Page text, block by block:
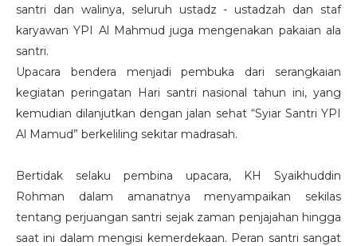
santri dan walinya, seluruh ustadz - ustadzah dan staf
karyawan YPI Al Mahmud juga mengenakan pakaian ala
santri.
Upacara bendera menjadi pembuka dari serangkaian
kegiatan peringatan Hari santri nasional tahun ini, yang
kemudian dilanjutkan dengan jalan sehat “Syiar Santri YPI
Al Mamud” berkeliling sekitar madrasah.
Bertidak selaku pembina upacara, KH Syaikhuddin
Rohman dalam amanatnya menyampaikan sekilas
tentang perjuangan santri sejak zaman penjajahan hingga
saat ini dalam mengisi kemerdekaan. Peran santri sangat